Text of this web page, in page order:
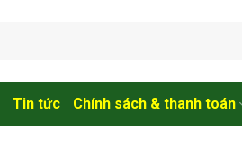
Tin tức Chính sách & thanh toán